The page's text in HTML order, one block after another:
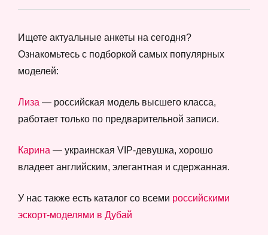
Ищете актуальные анкеты на сегодня?
Ознакомьтесь с подборкой самых популярных
моделей:
Лиза — российская модель высшего класса,
работает только по предварительной записи.
Карина — украинская VIP-девушка, хорошо
владеет английским, элегантная и сдержанная.
У нас также есть каталог со всеми российскими
эскорт-моделями в Дубай